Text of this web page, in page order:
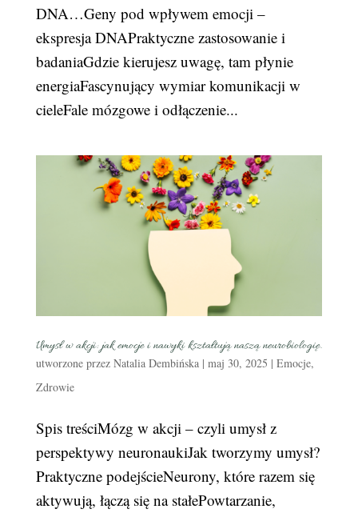
DNA…Geny pod wpływem emocji –
ekspresja DNAPraktyczne zastosowanie i
badaniaGdzie kierujesz uwagę, tam płynie
energiaFascynujący wymiar komunikacji w
cieleFale mózgowe i odłączenie...
Umysł w akcji: jak emocje i nawyki kształtują naszą neurobiologię.
utworzone przez Natalia Dembińska| maj 30, 2025 | Emocje,
Zdrowie
Spis treściMózg w akcji – czyli umysł z
perspektywy neuronaukiJak tworzymy umysł?
Praktyczne podejścieNeurony, które razem się
aktywują, łączą się na stałePowtarzanie,